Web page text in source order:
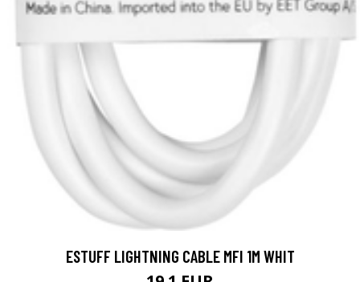
ESTUFF LIGHTNING CABLE MFI 1M WHIT